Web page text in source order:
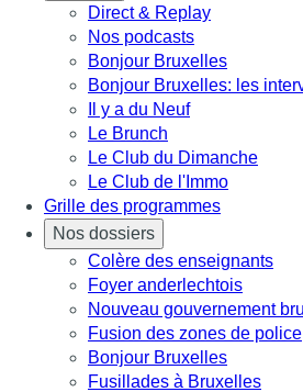
Direct & Replay
Nos podcasts
Bonjour Bruxelles
Bonjour Bruxelles: les
Il y a du Neuf
Le Brunch
Le Club du Dimanche
Le Club de l'Immo
Grille des programmes
Nos dossiers
Colère des enseignants
Foyer anderlechtois
Nouveau gouvernement
Fusion des zones de police
Bonjour Bruxelles
Fusillades à Bruxelles